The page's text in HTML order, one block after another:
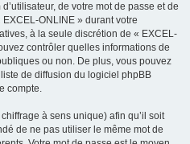
de votre mot de passe et de
ONLINE » durant votre
à la seule discrétion de « EXCEL-
contrôler quelles informations de
ou non. De plus, vous pouvez
de diffusion du logiciel phpBB
compte.
à sens unique) afin qu’il soit
de ne pas utiliser le même mot de